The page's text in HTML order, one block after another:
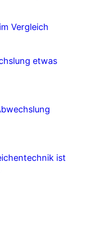
Vergleich
etwas
ist